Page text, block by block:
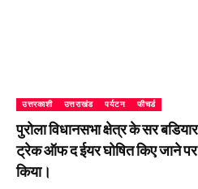
उत्तरकाशी उत्तराखंड पर्यटन फीचर्ड
पुरोला विधानसभा क्षेत्र के सर
ट्रेक ऑफ द ईयर घोषित किए जाने
किया।